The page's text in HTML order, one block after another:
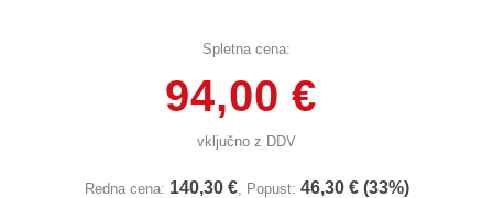
Spletna cena:
94,00 €
vključno z DDV
Redna cena: 140,30 €, Popust: 46,30 € (33%)